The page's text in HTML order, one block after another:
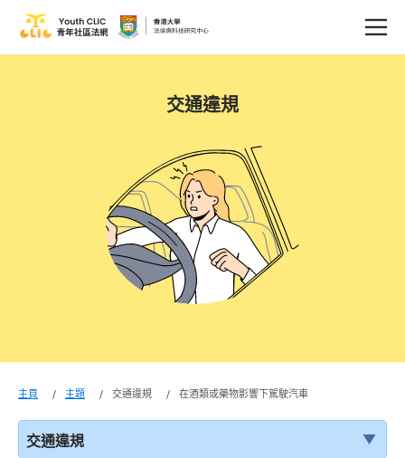
交通違規
主頁 主題 交通違規 在酒類或藥物影響下駕駛汽車
交通違規